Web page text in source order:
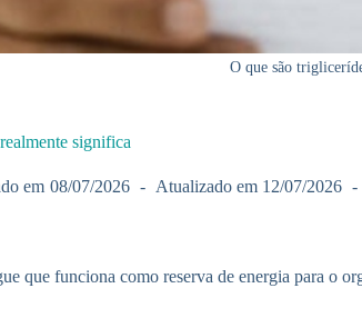
O que são
significa
em 08/07/2026 Atualizado em 12/07/2026
que funciona como reserva de energia para o